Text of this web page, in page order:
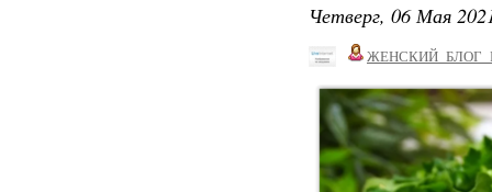
Четверг, 06 Мая